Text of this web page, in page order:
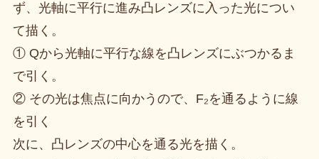
ず、光軸に平行に進み凸レンズに入った光につい
て描く。
① Qから光軸に平行な線を凸レンズにぶつかるま
で引く。
② その光は焦点に向かうので、F₂を通るように線
を引く
次に、凸レンズの中心を通る光を描く。